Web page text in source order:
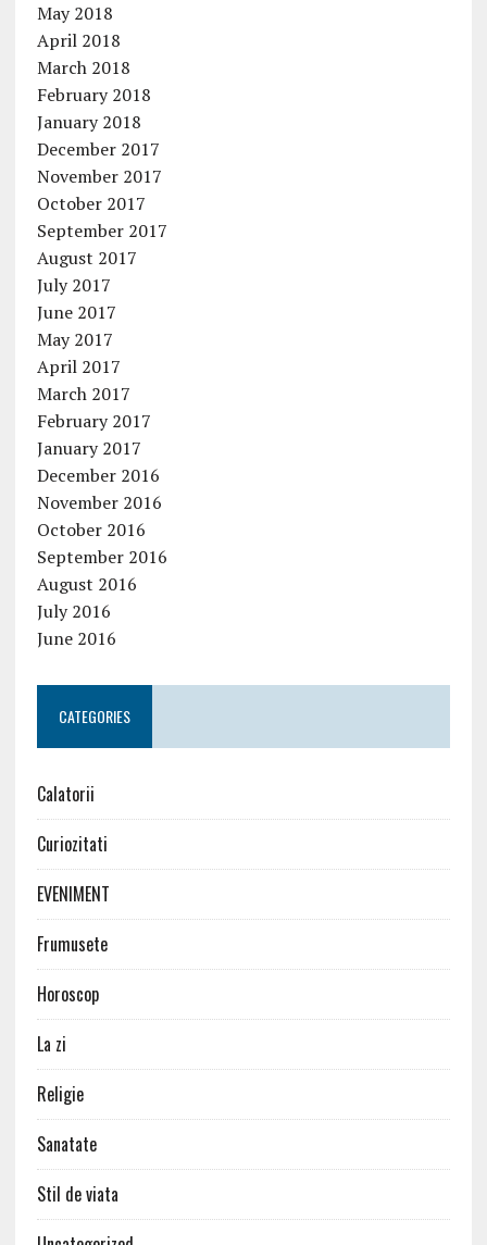
May 2018
April 2018
March 2018
February 2018
January 2018
December 2017
November 2017
October 2017
September 2017
August 2017
July 2017
June 2017
May 2017
April 2017
March 2017
February 2017
January 2017
December 2016
November 2016
October 2016
September 2016
August 2016
July 2016
June 2016
CATEGORIES
Calatorii
Curiozitati
EVENIMENT
Frumusete
Horoscop
La zi
Religie
Sanatate
Stil de viata